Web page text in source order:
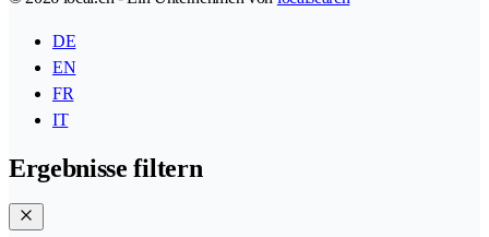
DE
EN
FR
IT
Ergebnisse filtern